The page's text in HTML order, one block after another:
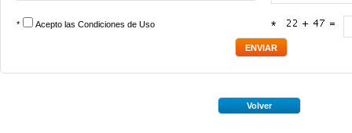
* Acepto las Condiciones de Uso *
Volver